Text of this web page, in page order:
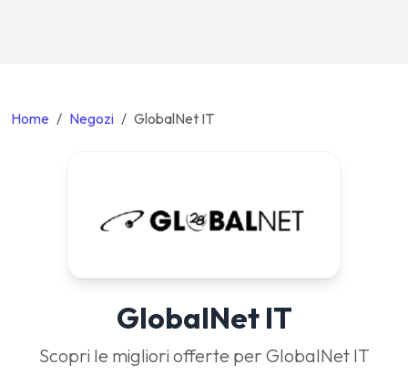
Home Negozi GlobalNet IT
GlobalNet IT
Scopri le migliori offerte per GlobalNet IT